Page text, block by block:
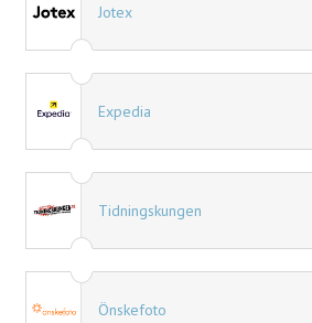
Jotex
Expedia
Tidningskungen
Önskefoto